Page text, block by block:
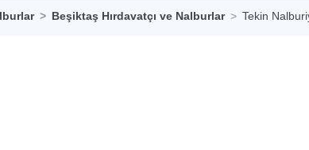
Beşiktaş Hırdavatçı ve Nalburlar Tekin